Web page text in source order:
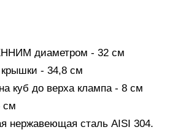
диаметром - 32 см
- 34,8 см
куб до верха клампа - 8 см
см
нержавеющая сталь AISI 304.